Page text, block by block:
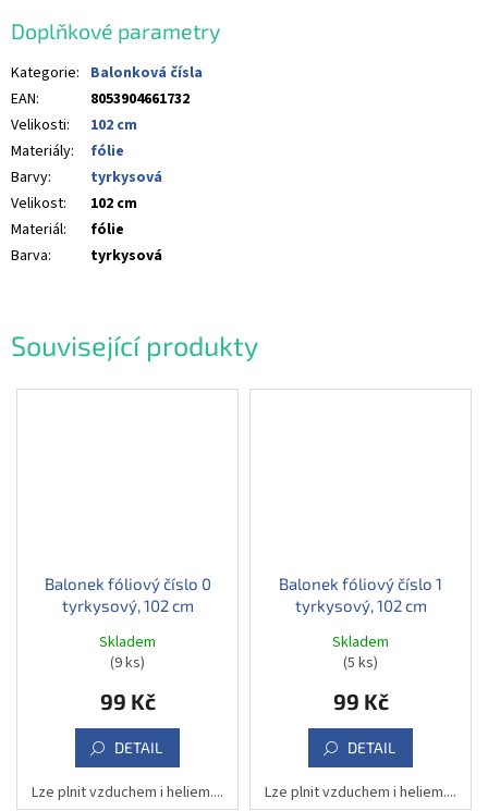
Související produkty
Balonek fóliový číslo 0
tyrkysový, 102 cm
Skladem
(9 ks)
99 Kč
DETAIL
Lze plnit vzduchem i heliem....
Balonek fóliový číslo 1
tyrkysový, 102 cm
Skladem
(5 ks)
99 Kč
DETAIL
Lze plnit vzduchem i heliem....
Doplňkové parametry
Kategorie: Balonková čísla
EAN:
8053904661732
Velikosti:
102 cm
Materiály:
fólie
Barvy:
tyrkysová
Velikost:
102 cm
Materiál:
fólie
Barva: tyrkysová